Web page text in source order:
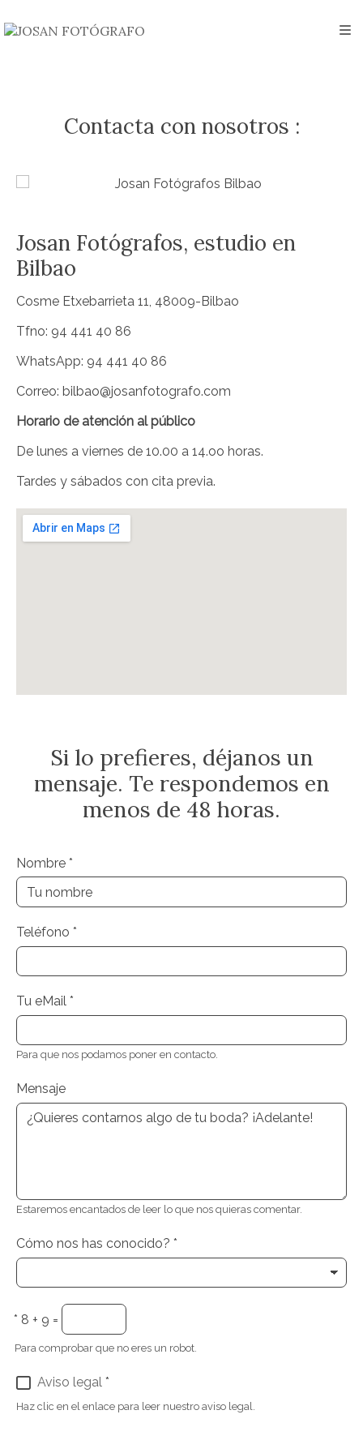
Contacta con nosotros :
Josan Fotógrafos, estudio en
Bilbao
Cosme Etxebarrieta 11, 48009-Bilbao
Tfno: 94 441 40 86
WhatsApp: 94 441 40 86
Correo: bilbao@josanfotografo.com
Horario de atención al público
De lunes a viernes de 10.00 a 14.oo horas.
Tardes y sábados con cita previa.
Si lo prefieres, déjanos un
mensaje. Te respondemos en
menos de 48 horas.
Nombre *
Teléfono *
Tu eMail *
Para que nos podamos poner en contacto.
Mensaje
Estaremos encantados de leer lo que nos quieras comentar.
Cómo nos has conocido? *
* 8 + 9 =
Para comprobar que no eres un robot.
Aviso legal *
Haz clic en el enlace para leer nuestro aviso legal.